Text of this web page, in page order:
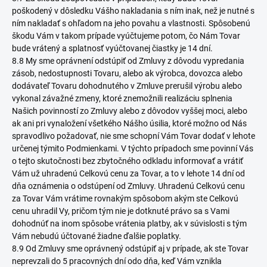
poškodený v dôsledku Vášho nakladania s ním inak, než je nutné s
ním nakladať s ohľadom na jeho povahu a vlastnosti. Spôsobenú
škodu Vám v takom prípade vyúčtujeme potom, čo Nám Tovar
bude vrátený a splatnosť vyúčtovanej čiastky je 14 dní.
8.8 My sme oprávnení odstúpiť od Zmluvy z dôvodu vypredania
zásob, nedostupnosti Tovaru, alebo ak výrobca, dovozca alebo
dodávateľ Tovaru dohodnutého v Zmluve prerušil výrobu alebo
vykonal závažné zmeny, ktoré znemožnili realizáciu splnenia
Našich povinností zo Zmluvy alebo z dôvodov vyššej moci, alebo
ak ani pri vynaložení všetkého Nášho úsilia, ktoré možno od Nás
spravodlivo požadovať, nie sme schopní Vám Tovar dodať v lehote
určenej týmito Podmienkami. V týchto prípadoch sme povinní Vás
o tejto skutočnosti bez zbytočného odkladu informovať a vrátiť
Vám už uhradenú Celkovú cenu za Tovar, a to v lehote 14 dní od
dňa oznámenia o odstúpení od Zmluvy. Uhradenú Celkovú cenu
za Tovar Vám vrátime rovnakým spôsobom akým ste Celkovú
cenu uhradil Vy, pričom tým nie je dotknuté právo sa s Vami
dohodnúť na inom spôsobe vrátenia platby, ak v súvislosti s tým
Vám nebudú účtované žiadne ďalšie poplatky.
8.9 Od Zmluvy sme oprávnený odstúpiť aj v prípade, ak ste Tovar
neprevzali do 5 pracovných dní odo dňa, keď Vám vznikla